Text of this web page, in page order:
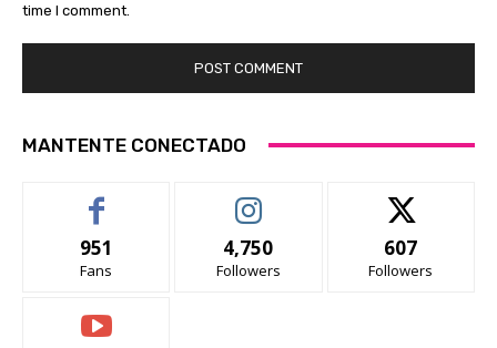
time I comment.
MANTENTE CONECTADO
951
Fans
4,750
Followers
607
Followers